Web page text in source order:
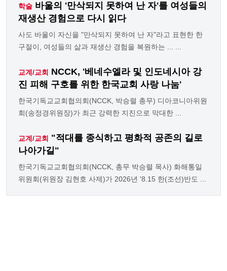
학술 바울의 '만삭되지 못하여 난 자'를 여성들의
재생산 경험으로 다시 읽다
사도 바울이 자신을 "만삭되지 못하여 난 자"라고 표현한 한
구절이, 여성들의 삶과 재생산 경험을 복원하는 ... ...
교계/교회 NCCK, '베네수엘라 및 인도네시아 강
진 피해 구호를 위한 한국교회 사랑 나눔'
한국기독교교회협의회(NCCK, 박승렬 총무) 디아코니아위원
회(송정경위원장)가 최근 강력한 지진으로 막대한 ...
교계/교회 "적대를 종식하고 평화적 공존의 길로
나아가길"
한국기독교교회협의회(NCCK, 총무 박승렬 목사) 화해통일
위원회(위원장 김현호 사제)가 2026년 '8.15 한(조선)반도 ...